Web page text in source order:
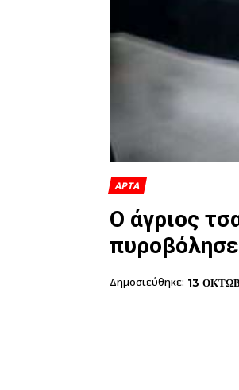
ΑΡΤΑ
Ο άγριος
Δημοσιεύθηκε: 13